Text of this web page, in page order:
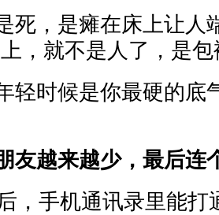
死，是瘫在床上让人
，就不是人了，是包
轻时候是你最硬的底
友越来越少，最后连
，手机通讯录里能打